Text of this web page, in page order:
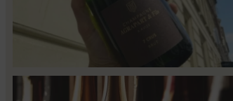
Er du helt ny indenfor champagne, og gerne vil ...